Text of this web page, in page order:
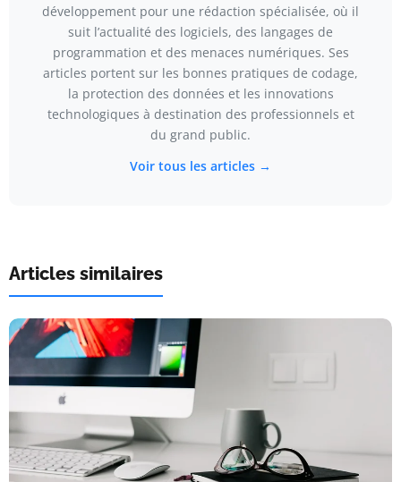
développement pour une rédaction spécialisée, où il
suit l’actualité des logiciels, des langages de
programmation et des menaces numériques. Ses
articles portent sur les bonnes pratiques de codage,
la protection des données et les innovations
technologiques à destination des professionnels et
du grand public.
Voir tous les articles →
Articles similaires